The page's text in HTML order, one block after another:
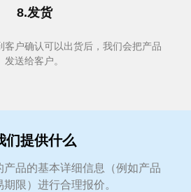
8.发货
客户确认可以出货后，我们会把产品
发送给客户。
们提供什么
品的基本详细信息（例如产品
限）进行合理报价。